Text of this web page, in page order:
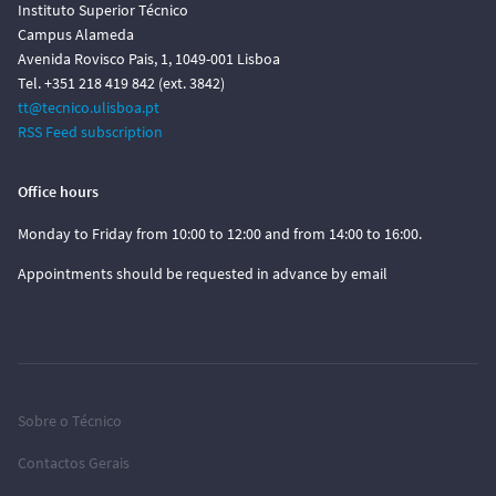
Instituto Superior Técnico
Campus Alameda
Avenida Rovisco Pais, 1, 1049-001 Lisboa
Tel. +351 218 419 842 (ext. 3842)
tt@tecnico.ulisboa.pt
RSS Feed subscription
Office hours
Monday to Friday from 10:00 to 12:00 and from 14:00 to 16:00.
Appointments should be requested in advance by email
Sobre o Técnico
Contactos Gerais